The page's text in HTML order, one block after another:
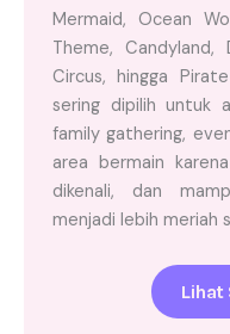
Mermaid, Ocean
Theme,
Circus, hingga
sering dipilih untuk
family gathering,
area bermain
dikenali, dan
menjadi lebih meriah
Lihat